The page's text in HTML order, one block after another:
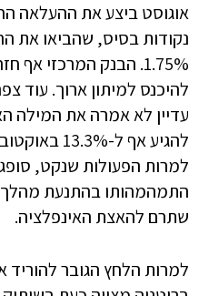
נקודות בסיס, שהביאו את
1.75%. הבנק המרכזי
להיכנס למיתון ארוך. עוד
עדיין לא אמרה את המילה
להגיע אף ל-
למרות הפעולות שנקט,
התמהמהותו בהתנעת
שתרם להאצת האינפלציה.
למרות הלחץ הגובר